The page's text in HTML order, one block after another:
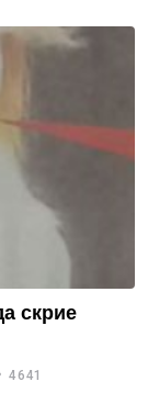
скрие
4641